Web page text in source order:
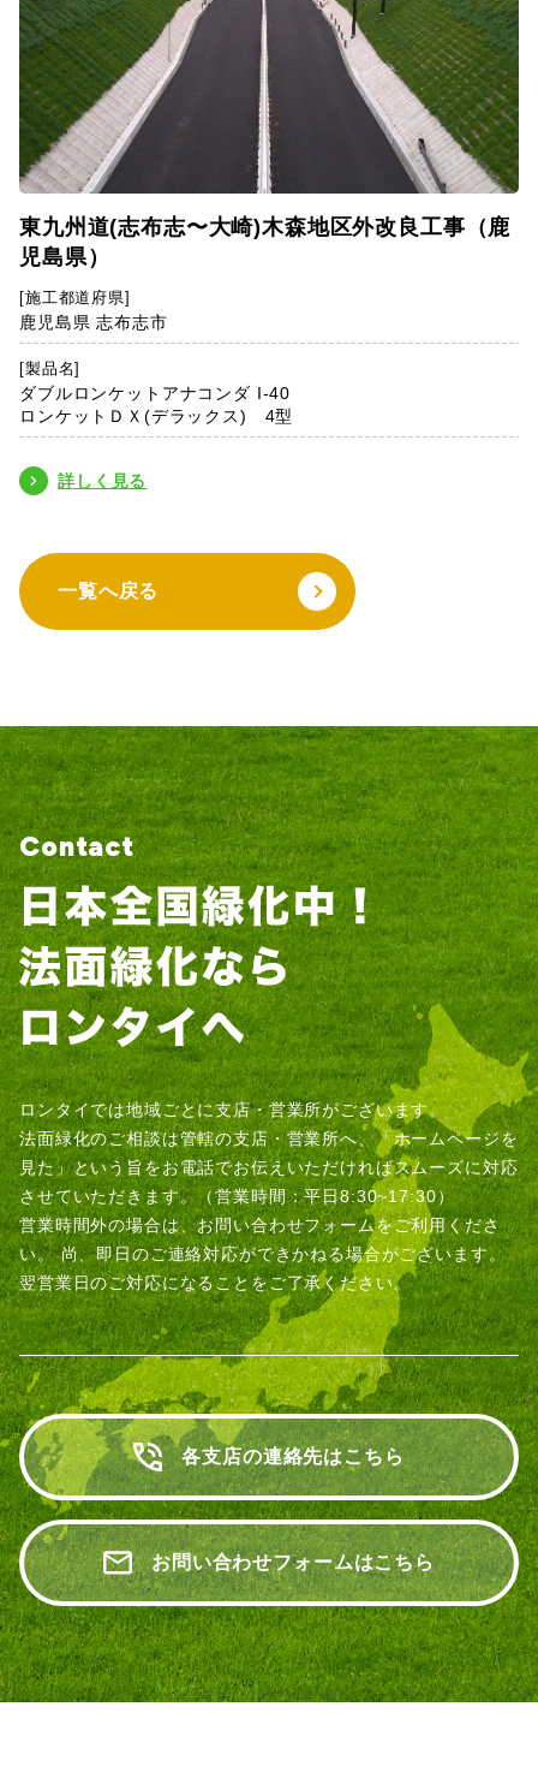
東九州道(志布志〜大崎)木森地区外改良工事（鹿
児島県）
[施工都道府県]
鹿児島県 志布志市
[製品名]
ダブルロンケットアナコンダ I-40
ロンケットＤＸ(デラックス) 4型
詳しく見る
一覧へ戻る
Contact
ロンタイでは地域ごとに支店・営業所がございます。
法面緑化のご相談は管轄の支店・営業所へ、「ホームページを
見た」という旨をお電話でお伝えいただければスムーズに対応
させていただきます。（営業時間：平日8:30~17:30）
営業時間外の場合は、お問い合わせフォームをご利用くださ
い。尚、即日のご連絡対応ができかねる場合がございます。
翌営業日のご対応になることをご了承ください。
各支店の連絡先はこちら
お問い合わせフォームはこちら